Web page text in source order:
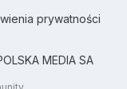
prywatności
MEDIA SA